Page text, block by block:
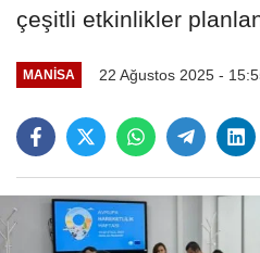
çeşitli etkinlikler
MANİSA 22 Ağustos 2025 -